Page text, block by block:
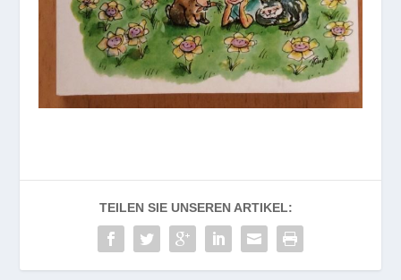
TEILEN SIE UNSEREN ARTIKEL: